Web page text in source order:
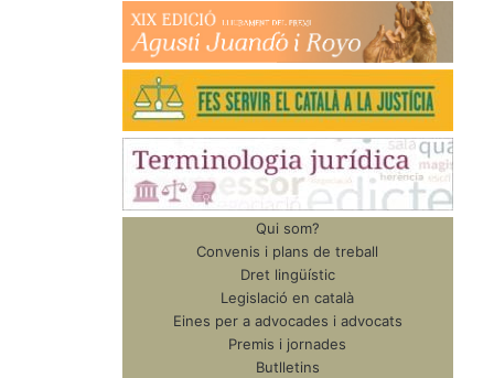
Qui som?
Convenis i plans de treball
Dret lingüístic
Legislació en català
Eines per a advocades i advocats
Premis i jornades
Butlletins